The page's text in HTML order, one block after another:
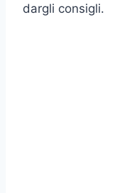
dargli consigli.